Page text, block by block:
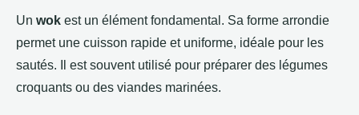
Un wok est un élément fondamental. Sa forme arrondie
permet une cuisson rapide et uniforme, idéale pour les
sautés. Il est souvent utilisé pour préparer des légumes
croquants ou des viandes marinées.